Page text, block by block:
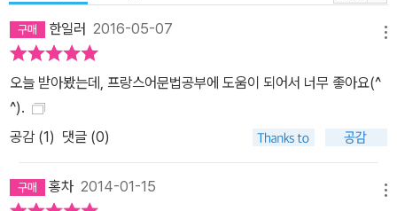
한일러 2016-05-07
오늘 받아봤는데, 프랑스어문법공부에 도움이 되어서 너무 좋아요(^
^).
공감 (1) 댓글 (0)
홍차 2014-01-15